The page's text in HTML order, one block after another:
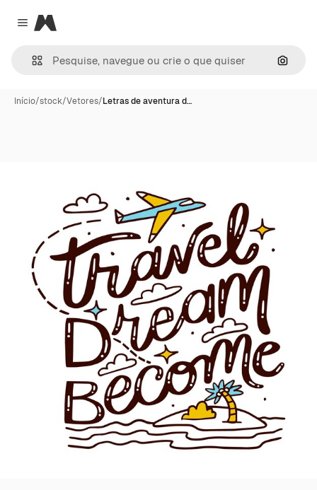
Close menu
Magnific
Início/stock/Vetores/Letras de aventura d…